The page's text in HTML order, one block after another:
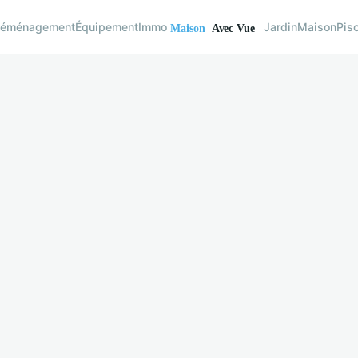
ÉquipementImmo JardinMaison